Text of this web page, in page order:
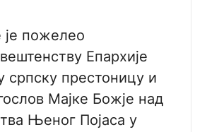
је пожелео
Епархије
српску престоницу и
Мајке Божје над
Њеног Појаса у